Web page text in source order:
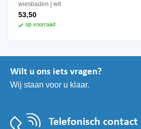
wiesbaden wit
53,50
op voorraad
Wilt u ons iets vragen?
Wij staan voor u klaar.
Telefonisch contact